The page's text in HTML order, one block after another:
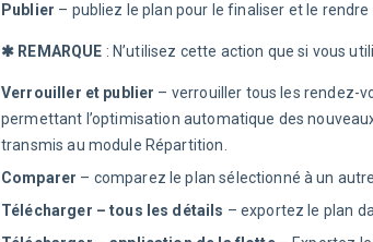
Publier – publiez le plan pour le finaliser et le
✱ REMARQUE : N’utilisez cette action que si vous
Verrouiller et publier – verrouiller tous les rendez-
permettant l’optimisation automatique des
transmis au module Répartition.
Comparer – comparez le plan sélectionné à un
Télécharger – tous les détails – exportez le plan